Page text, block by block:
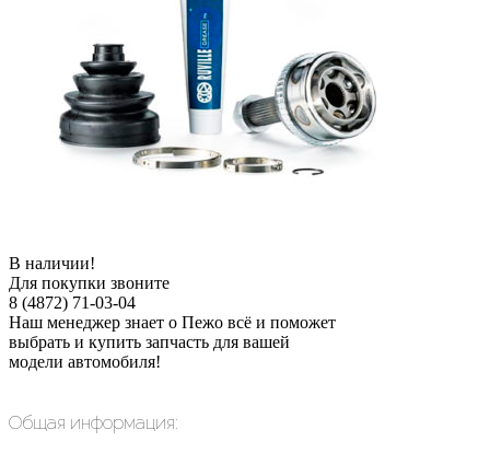
В наличии!
Для покупки звоните
8 (4872) 71-03-04
Наш менеджер знает о Пежо всё и поможет
выбрать и купить запчасть для вашей
модели автомобиля!
Общая информация: